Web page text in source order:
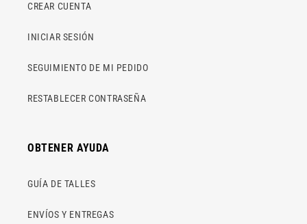
CREAR CUENTA
INICIAR SESIÓN
SEGUIMIENTO DE MI PEDIDO
RESTABLECER CONTRASEÑA
OBTENER AYUDA
GUÍA DE TALLES
ENVÍOS Y ENTREGAS